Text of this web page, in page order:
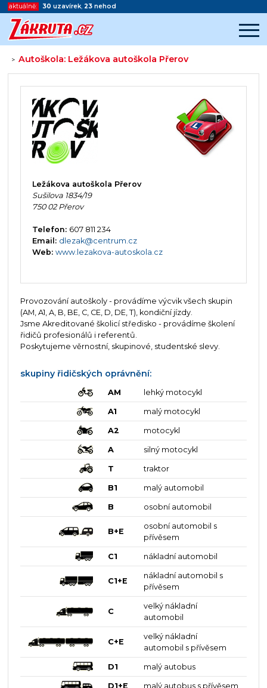
aktuálně: 30 uzavírek, 23 nehod
>Autoškola: Ležákova autoškola Přerov
Začátek reklamy
Konec reklamy
Ležákova autoškola Přerov
Sušilova 1834/19
750 02 Přerov
Telefon: 607 811 234
Email: dlezak@centrum.cz
Web: www.lezakova-autoskola.cz
Provozování autoškoly - provádíme výcvik všech skupin
(AM, A1, A, B, BE, C, CE, D, DE, T), kondiční jízdy.
Jsme Akreditované školicí středisko - provádíme školení
řidičů profesionálů i referentů.
Poskytujeme věrnostní, skupinové, studentské slevy.
skupiny řidičských oprávnění:
AM lehký motocykl
A1 malý motocykl
A2 motocykl
A silný motocykl
T traktor
B1 malý automobil
B osobní automobil
B+E
osobní automobil s
přívěsem
C1 nákladní automobil
C1+E
nákladní automobil s
přívěsem
C
velký nákladní
automobil
C+E
velký nákladní
automobil s přívěsem
D1 malý autobus
D1+E malý autobus s přívěsem